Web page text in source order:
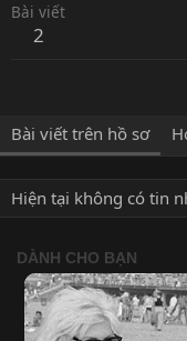
Bài viết
2
Bài viết trên hồ sơ
Hiện tại không có tin